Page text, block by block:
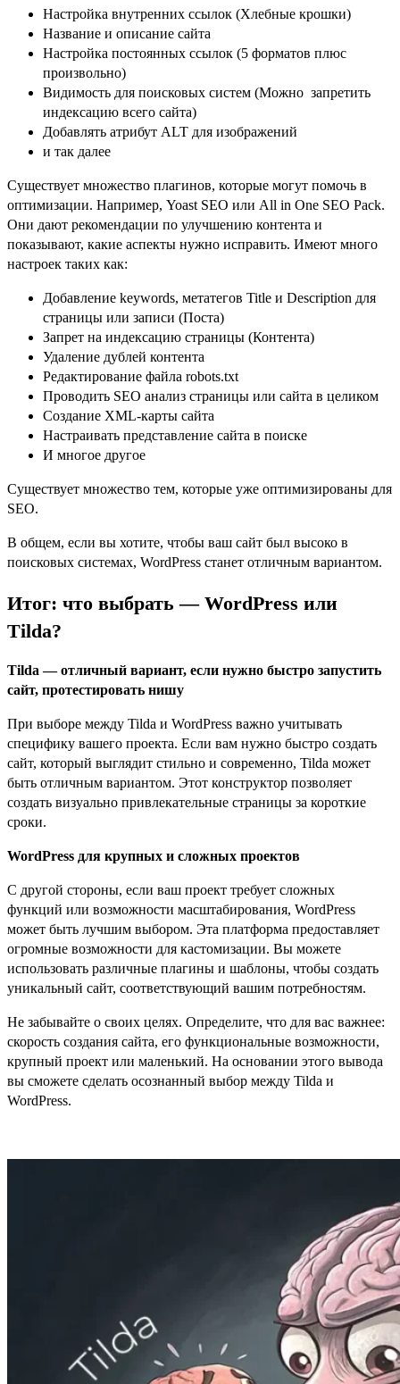
Настройка внутренних ссылок (Хлебные крошки)
Название и описание сайта
Настройка постоянных ссылок (5 форматов плюс
произвольно)
Видимость для поисковых систем (Можно запретить
индексацию всего сайта)
Добавлять атрибут ALT для изображений
и так далее
Существует множество плагинов, которые могут помочь в
оптимизации. Например, Yoast SEO или All in One SEO Pack.
Они дают рекомендации по улучшению контента и
показывают, какие аспекты нужно исправить. Имеют много
настроек таких как:
Добавление keywords, метатегов Title и Description для
страницы или записи (Поста)
Запрет на индексацию страницы (Контента)
Удаление дублей контента
Редактирование файла robots.txt
Проводить SEO анализ страницы или сайта в целиком
Создание XML-карты сайта
Настраивать представление сайта в поиске
И многое другое
Существует множество тем, которые уже оптимизированы для
SEO.
В общем, если вы хотите, чтобы ваш сайт был высоко в
поисковых системах, WordPress станет отличным вариантом.
Итог: что выбрать — WordPress или
Tilda?
Tilda — отличный вариант, если нужно быстро запустить
сайт, протестировать нишу
При выборе между Tilda и WordPress важно учитывать
специфику вашего проекта. Если вам нужно быстро создать
сайт, который выглядит стильно и современно, Tilda может
быть отличным вариантом. Этот конструктор позволяет
создать визуально привлекательные страницы за короткие
сроки.
WordPress для крупных и сложных проектов
С другой стороны, если ваш проект требует сложных
функций или возможности масштабирования, WordPress
может быть лучшим выбором. Эта платформа предоставляет
огромные возможности для кастомизации. Вы можете
использовать различные плагины и шаблоны, чтобы создать
уникальный сайт, соответствующий вашим потребностям.
Не забывайте о своих целях. Определите, что для вас важнее:
скорость создания сайта, его функциональные возможности,
крупный проект или маленький. На основании этого вывода
вы сможете сделать осознанный выбор между Tilda и
WordPress.